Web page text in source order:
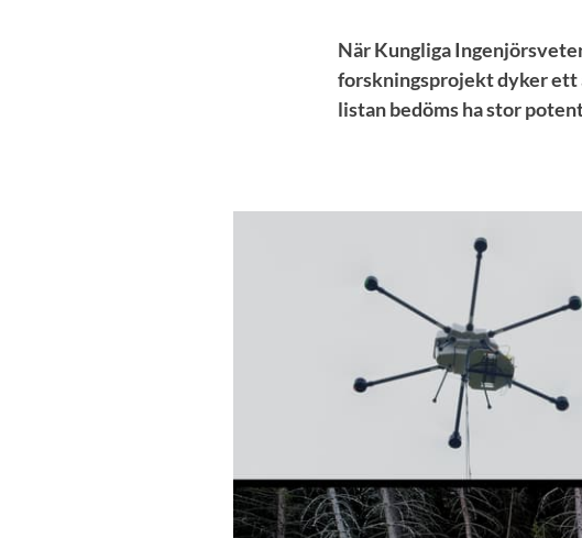
När Kungliga
forskningsprojekt dyker
listan bedöms ha stor